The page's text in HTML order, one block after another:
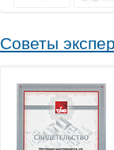
Советы